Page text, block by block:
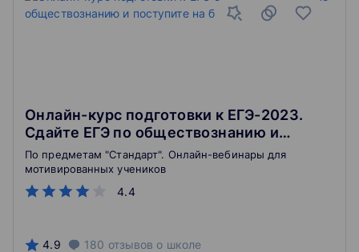
Онлайн-курс подготовки к ЕГЭ-2023.
Сдайте ЕГЭ по обществознанию и
поступите на бюджет
4.4
По предметам "Стандарт". Онлайн-вебинары для
мотивированных учеников
4.9 180 отзывов о школе